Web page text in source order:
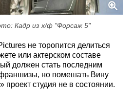
Кадр из х/ф "Форсаж 5"
не торопится делиться
или актерском составе
должен стать последним
но помешать Вину
проект студия не в состоянии.